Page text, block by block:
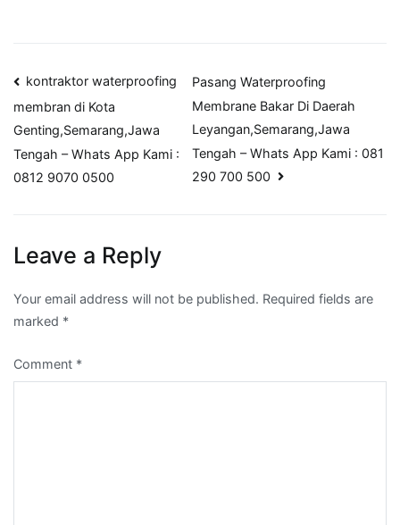
Post
navigation
kontraktor waterproofing
membran di Kota
Genting,Semarang,Jawa
Tengah – Whats App Kami :
0812 9070 0500
Pasang Waterproofing
Membrane Bakar Di Daerah
Leyangan,Semarang,Jawa
Tengah – Whats App Kami : 081
290 700 500
Leave a Reply
Your email address will not be published. Required fields are
marked *
Comment *